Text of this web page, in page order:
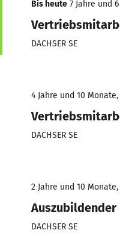
Bis heute 7 Jahre und
DACHSER SE
4 Jahre und 10
DACHSER SE
2 Jahre und 10 Monate,
Auszubildender
DACHSER SE